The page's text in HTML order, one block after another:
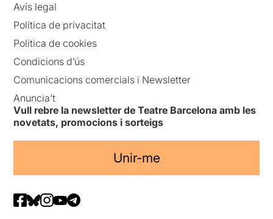
Avís legal
Política de privacitat
Política de cookies
Condicions d’ús
Comunicacions comercials i Newsletter
Anuncia’t
Vull rebre la newsletter de Teatre Barcelona amb les
novetats, promocions i sorteigs
Unir-me